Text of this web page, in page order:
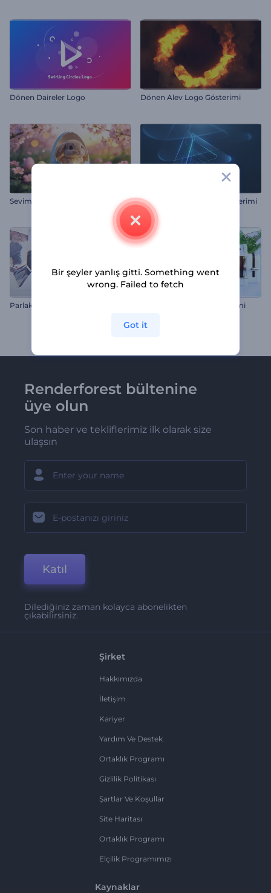
Dönen Daireler Logo Dönen Alev Logo Gösterimi
Sevimli Paskalya Tavşanı Tanıtımı Işıltılı Katmanlar Logo Gösterimi
Parlak Logo Slot Makinesi Logo Gösterimi
Renderforest bültenine
üye olun
Son haber ve tekliflerimiz ilk olarak size
ulaşsın
Katıl
Dilediğiniz zaman kolayca abonelikten
çıkabilirsiniz.
Şirket
Hakkımızda
İletişim
Kariyer
Yardım Ve Destek
Ortaklık Programı
Gizlilik Politikası
Şartlar Ve Koşullar
Site Haritası
Ortaklık Programı
Elçilik Programımızı
Kaynaklar
Bir şeyler yanlış gitti. Something went
wrong. Failed to fetch
Got it